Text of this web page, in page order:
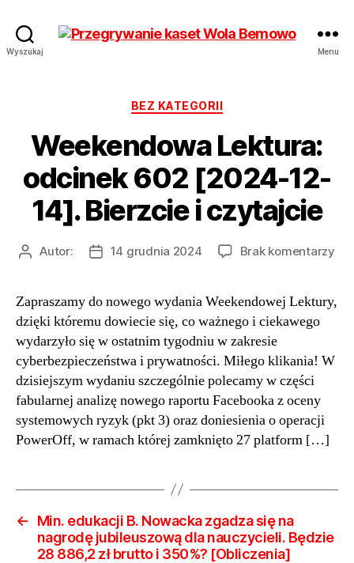
Wyszukaj
Wola
od
17
zł
Hurt
Menu
Kategorie
BEZ KATEGORII
Weekendowa Lektura:
odcinek 602 [2024-12-
14]. Bierzcie i czytajcie
AutorAutor:
Data14 grudnia 2024 Brak komentarzydo
12-
Zapraszamy do nowego wydania Weekendowej Lektury,
dzięki któremu dowiecie się, co ważnego i ciekawego
wydarzyło się w ostatnim tygodniu w zakresie
cyberbezpieczeństwa i prywatności. Miłego klikania! W
dzisiejszym wydaniu szczególnie polecamy w części
fabularnej analizę nowego raportu Facebooka z oceny
systemowych ryzyk (pkt 3) oraz doniesienia o operacji
PowerOff, w ramach której zamknięto 27 platform […]
←
Min. edukacji B. Nowacka zgadza się na
nagrodę jubileuszową dla nauczycieli. Będzie
28 886,2 zł brutto i 350%? [Obliczenia]